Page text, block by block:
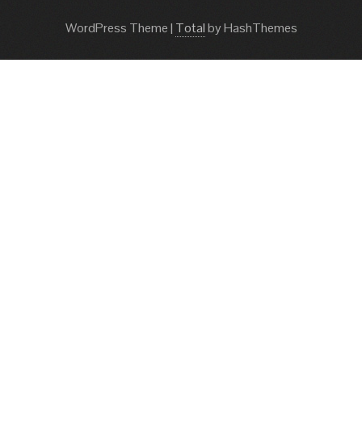
WordPress Theme| Totalby HashThemes